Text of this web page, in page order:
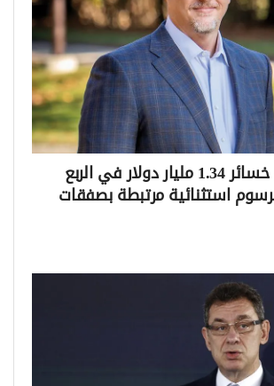
«ميرك» تسجل خسائر 1.34 مليار دولار في الربع
استثنائية مرتبطة بصفقات